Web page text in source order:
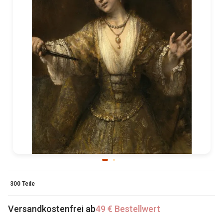
300 Teile
Versandkostenfrei ab49 € Bestellwert